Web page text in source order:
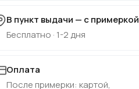
В пункт выдачи — с примеркой
Бесплатно · 1-2 дня
Оплата
После примерки: картой,